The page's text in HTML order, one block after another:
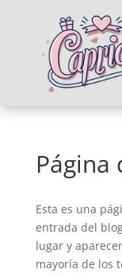
Página
Esta es una
entrada del
lugar y
mayoría de los